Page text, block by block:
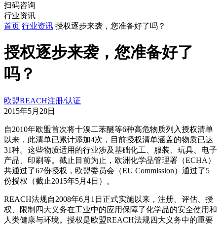
扫码咨询
行业资讯
首页 行业资讯 授权逐步来袭，您准备好了吗？
授权逐步来袭，您准备好了
吗？
欧盟REACH注册/认证
2015年5月28日
自2010年欧盟首次将十溴二苯醚等6种高危物质列入授权清单
以来，此清单已累计添加4次，目前授权清单涵盖的物质已达
31种。这些物质适用的行业涉及基础化工、服装、玩具、电子
产品、印刷等。截止目前为止，欧洲化学品管理署（ECHA）
共通过了67份授权，欧盟委员会（EU Commission）通过了5
份授权（截止2015年5月4日）。
REACH法规自2008年6月1日正式实施以来，注册、评估、授
权、限制四大义务在工业中的应用保障了化学品的安全使用和
人类健康与环境。授权是欧盟REACH法规四大义务中的重要